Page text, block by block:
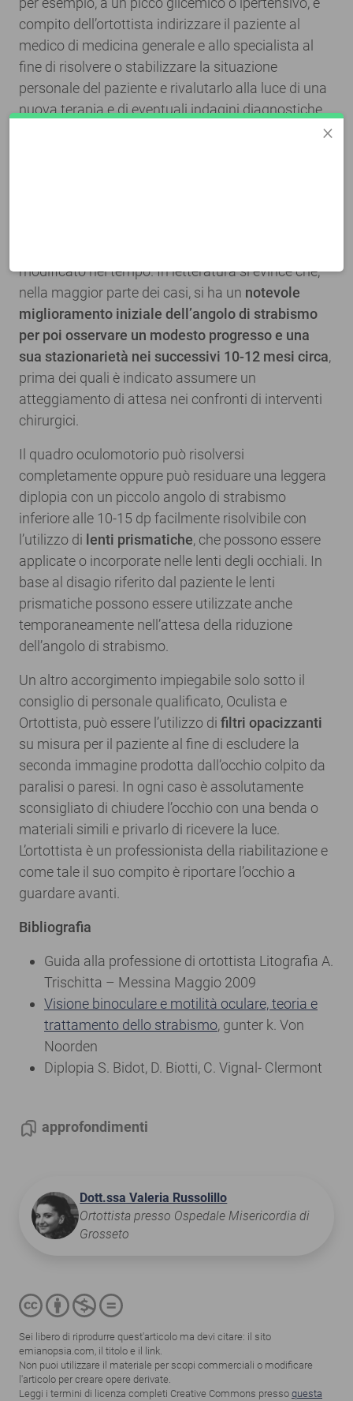
compito dell’ortottista indirizzare il paziente al
medico di medicina generale e allo specialista al
fine di risolvere o stabilizzare la situazione
personale del paziente e rivalutarlo alla luce di una
nuova terapia e di eventuali indagini diagnostiche
modificato nel tempo. In letteratura si evince che,
nella maggior parte dei casi, si ha un notevole
miglioramento iniziale dell’angolo di strabismo
per poi osservare un modesto progresso e una
sua stazionarietà nei successivi 10-12 mesi circa,
prima dei quali è indicato assumere un
atteggiamento di attesa nei confronti di interventi
chirurgici.
Il quadro oculomotorio può risolversi
completamente oppure può residuare una leggera
diplopia con un piccolo angolo di strabismo
inferiore alle 10-15 dp facilmente risolvibile con
l’utilizzo di lenti prismatiche, che possono essere
applicate o incorporate nelle lenti degli occhiali. In
base al disagio riferito dal paziente le lenti
prismatiche possono essere utilizzate anche
temporaneamente nell’attesa della riduzione
dell’angolo di strabismo.
Un altro accorgimento impiegabile solo sotto il
consiglio di personale qualificato, Oculista e
Ortottista, può essere l’utilizzo di filtri opacizzanti
su misura per il paziente al fine di escludere la
seconda immagine prodotta dall’occhio colpito da
paralisi o paresi. In ogni caso è assolutamente
sconsigliato di chiudere l’occhio con una benda o
materiali simili e privarlo di ricevere la luce.
L’ortottista è un professionista della riabilitazione e
come tale il suo compito è riportare l’occhio a
guardare avanti.
Bibliografia
Guida alla professione di ortottista Litografia A.
Trischitta – Messina Maggio 2009
Visione binoculare e motilità oculare, teoria e
trattamento dello strabismo, gunter k. Von
Noorden
Diplopia S. Bidot, D. Biotti, C. Vignal- Clermont
approfondimenti
Dott.ssa Valeria Russolillo
Ortottista presso Ospedale Misericordia di
Grosseto
Sei libero di riprodurre quest'articolo ma devi citare: il sito
emianopsia.com, il titolo e il link.
Non puoi utilizzare il materiale per scopi commerciali o modificare
l'articolo per creare opere derivate.
Leggi i termini di licenza completi Creative Commons presso questa
×